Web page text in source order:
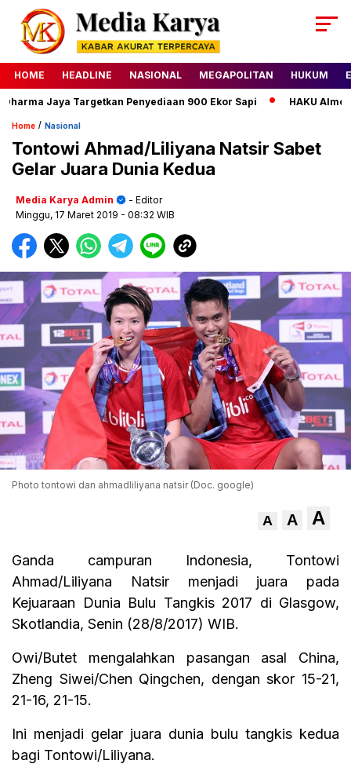
HOME HEADLINE NASIONAL MEGAPOLITAN HUKUM
Jaya Targetkan Penyediaan 900 Ekor Sapi HAKU Almond
Home / Nasional
Tontowi Ahmad/Liliyana Natsir Sabet
Gelar Juara Dunia Kedua
Media Karya Admin
- Editor
Minggu, 17 Maret 2019 - 08:32 WIB
Photo tontowi dan ahmadliliyana natsir (Doc. google)
A A A
Ganda campuran Indonesia, Tontowi
Ahmad/Liliyana Natsir menjadi juara pada
Kejuaraan Dunia Bulu Tangkis 2017 di Glasgow,
Skotlandia, Senin (28/8/2017) WIB.
Owi/Butet mengalahkan pasangan asal China,
Zheng Siwei/Chen Qingchen, dengan skor 15-21,
21-16, 21-15.
Ini menjadi gelar juara dunia bulu tangkis kedua
bagi Tontowi/Liliyana.